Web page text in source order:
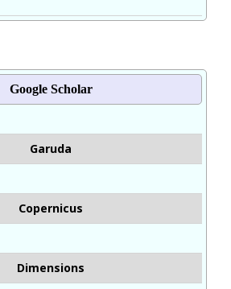
Google Scholar
Garuda
Copernicus
Dimensions